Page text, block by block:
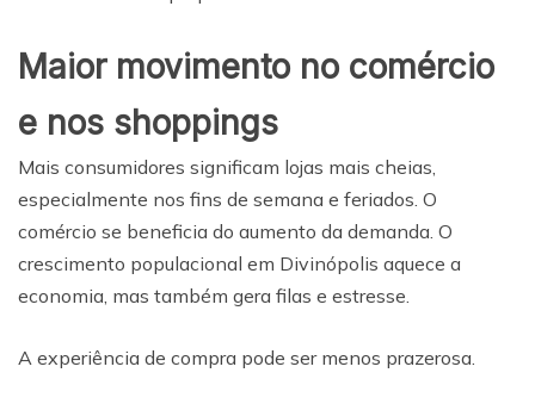
Maior movimento no comércio
e nos shoppings
Mais consumidores significam lojas mais cheias,
especialmente nos fins de semana e feriados. O
comércio se beneficia do aumento da demanda. O
crescimento populacional em Divinópolis aquece a
economia, mas também gera filas e estresse.
A experiência de compra pode ser menos prazerosa.